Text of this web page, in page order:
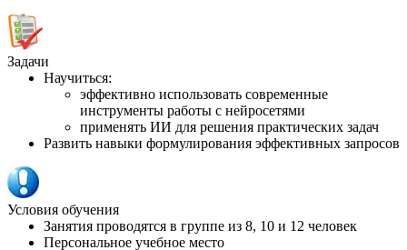
Задачи
Научиться:
эффективно использовать современные
инструменты работы с нейросетями
применять ИИ для решения практических задач
Развить навыки формулирования эффективных запросов
Условия обучения
Занятия проводятся в группе из 8, 10 и 12 человек
Персональное учебное место